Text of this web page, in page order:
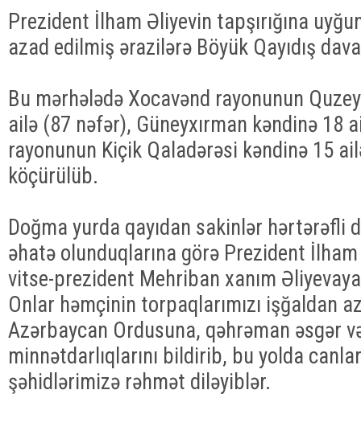
Prezident İlham Əliyevin tapşırığına
azad edilmiş ərazilərə Böyük Qayıdış
Bu mərhələdə Xocavənd rayonunun
ailə (87 nəfər), Güneyxırman kəndinə 18
rayonunun Kiçik Qaladərəsi kəndinə 15
köçürülüb.
Doğma yurda qayıdan sakinlər hərtərəfli
əhatə olunduqlarına görə Prezident
vitse-prezident Mehriban xanım
Onlar həmçinin torpaqlarımızı işğaldan
Azərbaycan Ordusuna, qəhrəman əsgər
minnətdarlıqlarını bildirib, bu yolda
şəhidlərimizə rəhmət diləyiblər.